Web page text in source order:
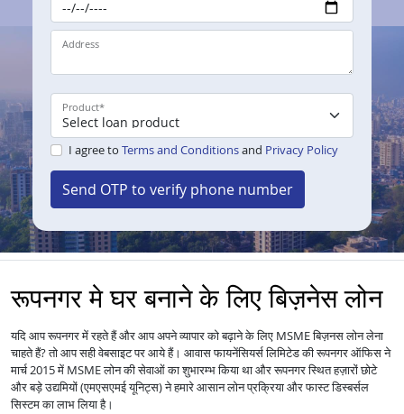
Address
Product*
I agree to Terms and Conditionsand Privacy Policy
Send OTP to verify phone number
रूपनगर मे घर बनाने के लिए बिज़नेस लोन
यदि आप रूपनगर में रहते हैं और आप अपने व्यापार को बढ़ाने के लिए MSME बिज़नस लोन लेना
चाहते हैं? तो आप सही वेबसाइट पर आये हैं। आवास फायनेंसियर्स लिमिटेड की रूपनगर ऑफिस ने
मार्च 2015 में MSME लोन की सेवाओं का शुभारम्भ किया था और रूपनगर स्थित हज़ारों छोटे
और बड़े उद्यमियों (एमएसएमई यूनिट्स) ने हमारे आसान लोन प्रक्रिया और फास्ट डिस्बर्सल
सिस्टम का लाभ लिया है।